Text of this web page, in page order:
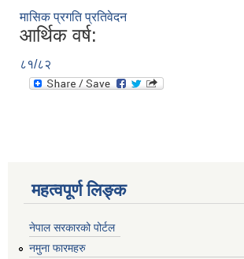
मासिक प्रगति प्रतिवेदन
आर्थिक वर्ष:
८१/८२
महत्वपूर्ण लिङ्क
नेपाल सरकारको पोर्टल
नमुना फारमहरु